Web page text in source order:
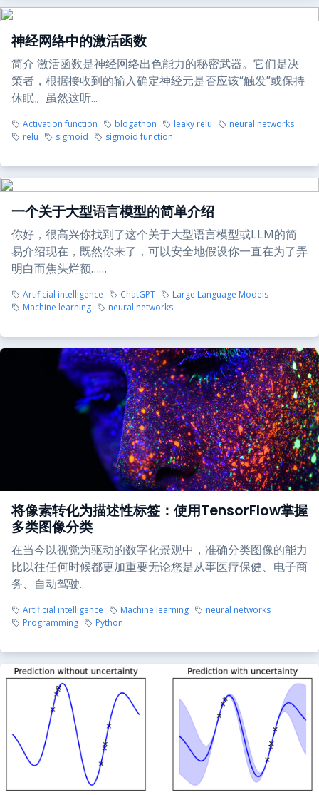
神经网络中的激活函数
简介 激活函数是神经网络出色能力的秘密武器。它们是决
策者，根据接收到的输入确定神经元是否应该“触发”或保持
休眠。虽然这听...
Activation function blogathon leaky relu
neural networks
relu
sigmoid sigmoid function
一个关于大型语言模型的简单介绍
你好，很高兴你找到了这个关于大型语言模型或LLM的简
易介绍现在，既然你来了，可以安全地假设你一直在为了弄
明白而焦头烂额……
Artificial intelligence ChatGPT
Large Language Models
Machine learning
neural networks
将像素转化为描述性标签：使用TensorFlow掌握
多类图像分类
在当今以视觉为驱动的数字化景观中，准确分类图像的能力
比以往任何时候都更加重要无论您是从事医疗保健、电子商
务、自动驾驶...
Artificial intelligence Machine learning
neural networks
Programming
Python